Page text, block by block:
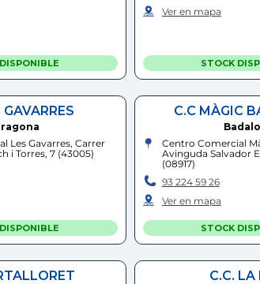
Ver en mapa
STOCK
GAVARRES
Les Gavarres, Carrer
i Torres, 7 (43005)
C.C MÀGIC
Centro Comercial
Avinguda Salvador
(08917)
93 224 59 26
Ver en mapa
STOCK
C.C. LA